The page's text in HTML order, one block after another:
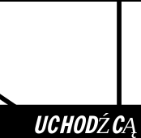
UCHODŹCĄ